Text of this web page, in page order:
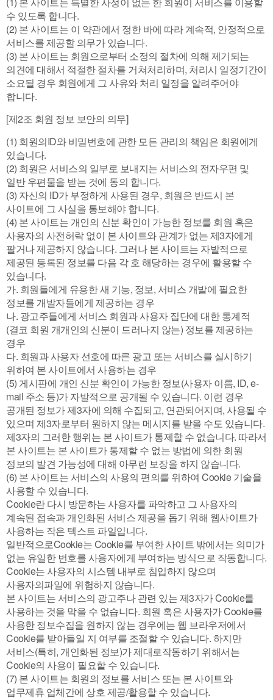
수 있도록 합니다.
(2) 본 사이트는 이 약관에서 정한 바에 따라 계속적, 안정적으로
서비스를 제공할 의무가 있습니다.
(3) 본 사이트는 회원으로부터 소정의 절차에 의해 제기되는
의견에 대해서 적절한 절차를 거쳐처리하며, 처리시 일정기간이
소요될 경우 회원에게 그 사유와 처리 일정을 알려주어야
합니다.
[제2조 회원 정보 보안의 의무]
(1) 회원의ID와 비밀번호에 관한 모든 관리의 책임은 회원에게
있습니다.
(2) 회원은 서비스의 일부로 보내지는 서비스의 전자우편 및
일반 우편물을 받는 것에 동의 합니다.
(3) 자신의 ID가 부정하게 사용된 경우, 회원은 반드시 본
사이트에 그 사실을 통보해야 합니다.
(4) 본 사이트는 개인의 신분 확인이 가능한 정보를 회원 혹은
사용자의 사전허락 없이 본 사이트와 관계가 없는 제3자에게
팔거나 제공하지 않습니다. 그러나 본 사이트는 자발적으로
제공된 등록된 정보를 다음 각 호 해당하는 경우에 활용할 수
있습니다.
가. 회원들에게 유용한 새 기능, 정보, 서비스 개발에 필요한
정보를 개발자들에게 제공하는 경우
나. 광고주들에게 서비스 회원과 사용자 집단에 대한 통계적
(결코 회원 개개인의 신분이 드러나지 않는) 정보를 제공하는
경우
다. 회원과 사용자 선호에 따른 광고 또는 서비스를 실시하기
위하여 본 사이트에서 사용하는 경우
(5) 게시판에 개인 신분 확인이 가능한 정보(사용자 이름, ID, e-
mail 주소 등)가 자발적으로 공개될 수 있습니다. 이런 경우
공개된 정보가 제3자에 의해 수집되고, 연관되어지며, 사용될 수
있으며 제3자로부터 원하지 않는 메시지를 받을 수도 있습니다.
제3자의 그러한 행위는 본 사이트가 통제할 수 없습니다. 따라서
본 사이트는 본 사이트가 통제할 수 없는 방법에 의한 회원
정보의 발견 가능성에 대해 아무런 보장을 하지 않습니다.
(6) 본 사이트는 서비스의 사용의 편의를 위하여 Cookie 기술을
사용할 수 있습니다.
Cookie란 다시 방문하는 사용자를 파악하고 그 사용자의
계속된 접속과 개인화된 서비스 제공을 돕기 위해 웹사이트가
사용하는 작은 텍스트 파일입니다.
일반적으로Cookie는 Cookie를 부여한 사이트 밖에서는 의미가
없는 유일한 번호를 사용자에게 부여하는 방식으로 작동합니다.
Cookie는 사용자의 시스템 내부로 침입하지 않으며
사용자의파일에 위험하지 않습니다.
본 사이트는 서비스의 광고주나 관련 있는 제3자가 Cookie를
사용하는 것을 막을 수 없습니다. 회원 혹은 사용자가 Cookie를
사용한 정보수집을 원하지 않는 경우에는 웹 브라우저에서
Cookie를 받아들일 지 여부를 조절할 수 있습니다. 하지만
서비스(특히, 개인화된 정보)가 제대로작동하기 위해서는
Cookie의 사용이 필요할 수 있습니다.
(7) 본 사이트는 회원의 정보를 서비스 또는 본 사이트와
업무제휴 업체간에 상호 제공/활용할 수 있습니다.